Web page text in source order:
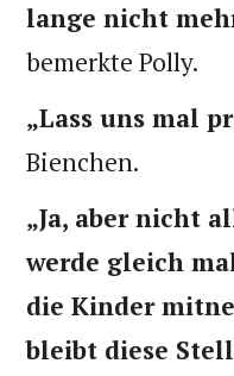
lange nicht
bemerkte Polly.
„Lass uns mal
Bienchen.
„Ja, aber nicht
werde gleich
die Kinder
bleibt diese